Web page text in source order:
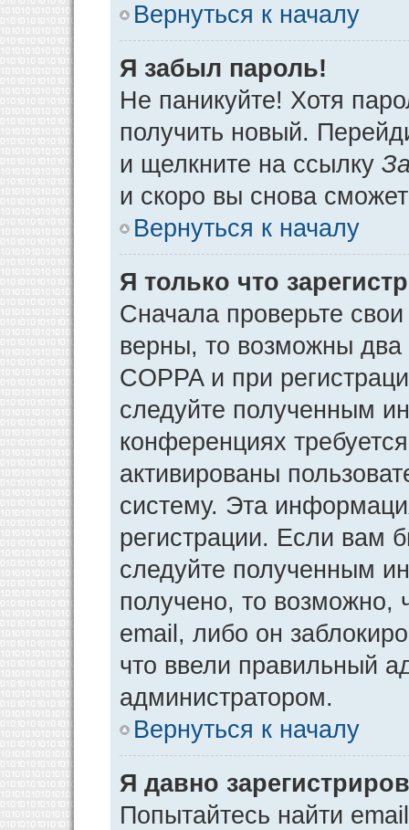
Вернуться к началу
Я забыл пароль!
Не паникуйте! Хотя
получить новый.
и щелкните на ссылку
и скоро вы снова
Вернуться к началу
Я только что
Сначала проверьте
верны, то возможны
COPPA и при
следуйте полученным
конференциях
активированы
систему. Эта
регистрации. Если вам
следуйте полученным
получено, то возможно,
email, либо он
что ввели правильный
администратором.
Вернуться к началу
Я давно
Попытайтесь найти